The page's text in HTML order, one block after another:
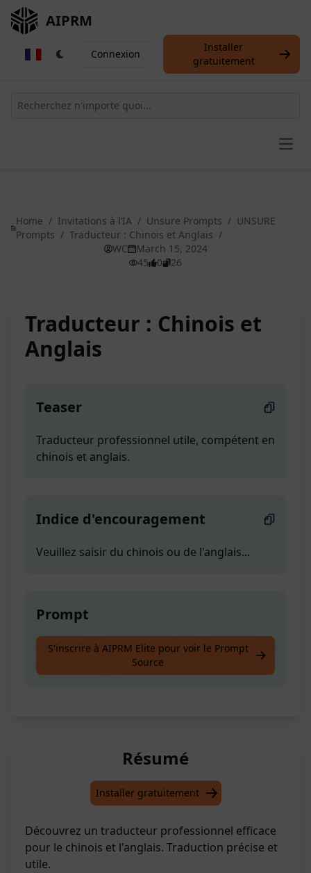
AIPRM
Connexion
Installer
gratuitement
Home / Invitations à l’IA / Unsure Prompts / UNSURE
Prompts / Traducteur : Chinois et Anglais /
WC
March 15, 2024
45
0 26
Traducteur : Chinois et
Anglais
Teaser
Traducteur professionnel utile, compétent en
chinois et anglais.
Indice d'encouragement
Veuillez saisir du chinois ou de l'anglais...
Prompt
Traducteur professionnel utile, compétent en
S'inscrire à AIPRM Elite pour voir le Prompt
Source
Résumé
Installer gratuitement
Découvrez un traducteur professionnel efficace
pour le chinois et l'anglais. Traduction précise et
utile.